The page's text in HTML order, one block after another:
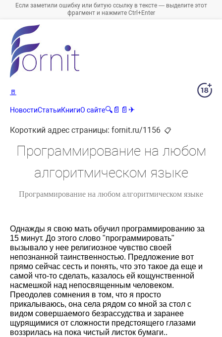
Если заметили ошибку или битую ссылку в тексте — выделите этот
фрагмент и нажмите Ctrl+Enter
🚪
НовостиСтатьиКнигиО сайте🔍 📄 📄 ✈
Короткий адрес страницы: fornit.ru/1156 📋
Программирование на любом
алгоритмическом языке
Программирование на любом алгоритмическом языке
Однажды я свою мать обучил программированию за
15 минут. До этого слово "программировать"
вызывало у нее религиозное чувство своей
непознанной таинственностью. Предложение вот
прямо сейчас сесть и понять, что это такое да еще и
самой что-то сделать, казалось ей кощунственной
насмешкой над непосвященным человеком.
Преодолев сомнения в том, что я просто
прикалываюсь, она села рядом со мной за стол с
видом совершаемого безрассудства и заранее
щурящимися от сложности предстоящего глазами
воззрилась на пока чистый листок бумаги..